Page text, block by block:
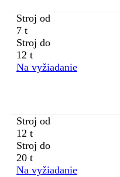
Stroj od
7 t
Stroj do
12 t
Na vyžiadanie
Stroj od
12 t
Stroj do
20 t
Na vyžiadanie